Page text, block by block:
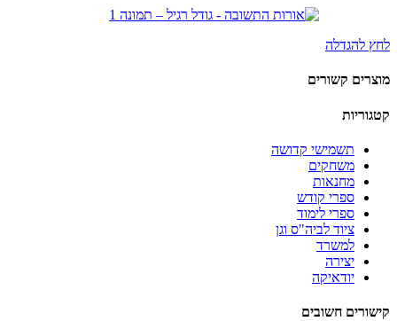
לחץ להגדלה
מוצרים קשורים
קטגוריות
תשמישי קדושה
משחקים
מחנאות
ספרי קודש
ספרי לימוד
ציוד לביה"ס וגן
למשרד
יצירה
יודאיקה
קישורים חשובים